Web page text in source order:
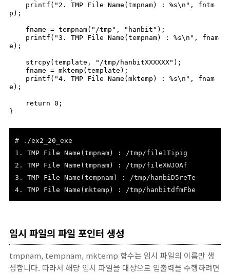
p);
e);
e);
}
# ./ex2_20_exe
1. TMP File Name(tmpnam) : /tmp/file1Tipig
2. TMP File Name(tmpnam) : /tmp/fileXWJOAf
3. TMP File Name(tempnam)
: /tmp/hanbiD5reTe
4. TMP File Name(mktemp) : /tmp/hanbitdfmFbe
임시 파일의 파일 포인터 생성
tmpnam, tempnam, mktemp 함수는 임시 파일의 이름만 생
성합니다. 따라서 해당 임시 파일을 대상으로 입출력을 수행하려면